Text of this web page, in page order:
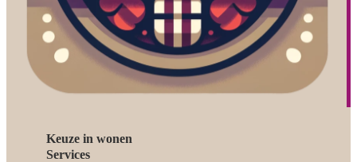
Keuze in wonen
Services